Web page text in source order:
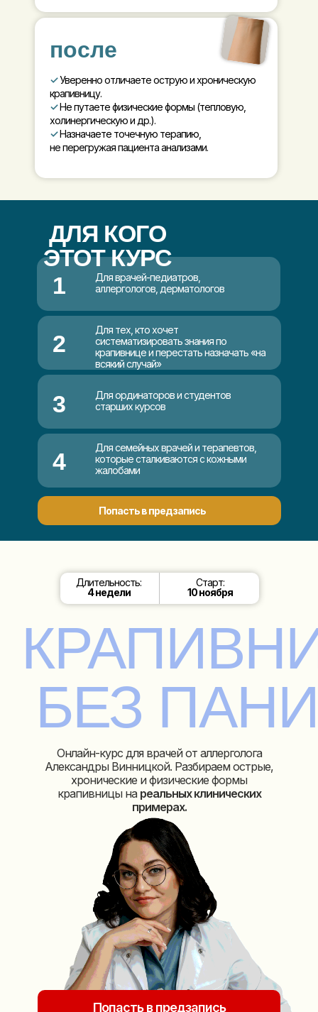
после
✓Уверенно отличаете острую и хроническую
крапивницу.
✓Не путаете физические формы (тепловую,
холинергическую и др.).
✓Назначаете точечную терапию,
не перегружая пациента анализами.
Для семейных врачей и терапевтов,
которые сталкиваются с кожными
жалобами
Для тех, кто хочет
систематизировать знания по
крапивнице и перестать назначать «на
всякий случай»
Для ординаторов и студентов
старших курсов
Для врачей-педиатров,
аллергологов, дерматологов
ДЛЯ КОГО
ЭТОТ КУРС
4
3
2
1
Попасть в предзапись
БЕЗ
Старт:
10 ноября
Длительность:
4 недели
Онлайн-курс для врачей от аллерголога
Александры Винницкой. Разбираем острые,
хронические и физические формы
крапивницы на реальных клинических
примерах.
Попасть в предзапись